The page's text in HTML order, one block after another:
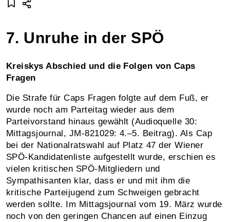
7. Unruhe in der SPÖ
Kreiskys Abschied und die Folgen von Caps
Fragen
Die Strafe für Caps Fragen folgte auf dem Fuß, er
wurde noch am Parteitag wieder aus dem
Parteivorstand hinaus gewählt (Audioquelle 30:
Mittagsjournal, JM‑821029: 4.–5. Beitrag). Als Cap
bei der Nationalratswahl auf Platz 47 der Wiener
SPÖ-Kandidatenliste aufgestellt wurde, erschien es
vielen kritischen SPÖ-Mitgliedern und
Sympathisanten klar, dass er und mit ihm die
kritische Parteijugend zum Schweigen gebracht
werden sollte. Im Mittagsjournal vom 19. März wurde
noch von den geringen Chancen auf einen Einzug